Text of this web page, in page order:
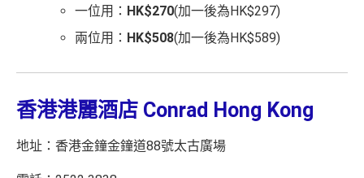
一位用： HK$270(加一後為HK$297)
兩位用： HK$508(加一後為HK$589)
香港港麗酒店 Conrad Hong Kong
地址：香港金鐘金鐘道88號太古廣場